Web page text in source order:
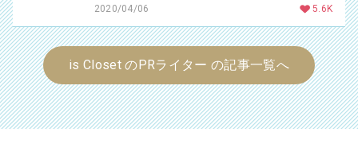
2020/04/06 5.6K
is Closet のPRライター の記事一覧へ